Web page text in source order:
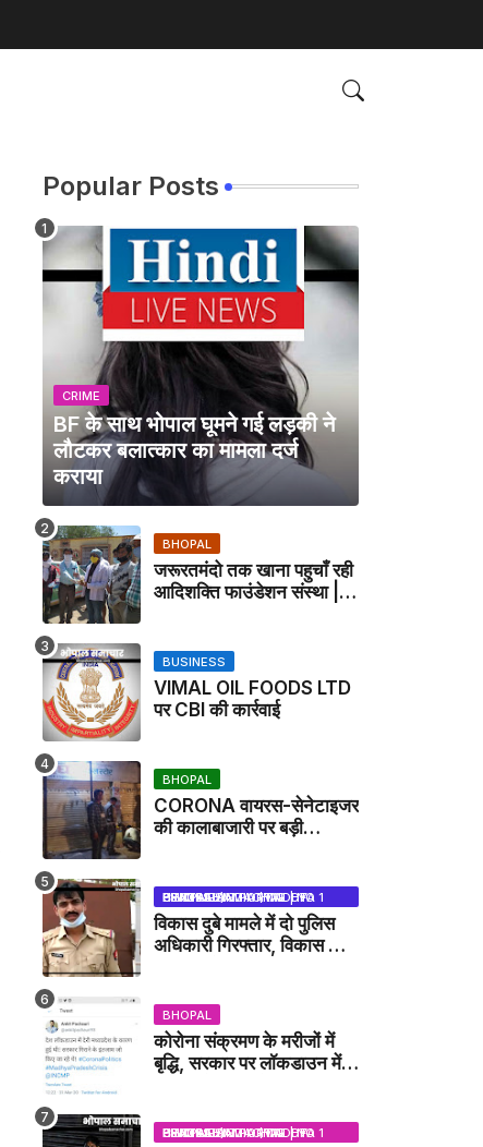
Popular Posts
CRIME
BF के साथ भोपाल घूमने गई लड़की ने
लौटकर बलात्कार का मामला दर्ज
कराया
BHOPAL
जरूरतमंदो तक खाना पहुचाँ रही
आदिशक्ति फाउंडेशन संस्था |
BUSINESS
VIMAL OIL FOODS LTD
पर CBI की कार्रवाई
BHOPAL
CORONA वायरस-सेनेटाइजर
की कालाबाजारी पर बड़ी
BHOPAL SAMACHAR | NO 1 HINDI NEWS PORTAL OF CENTRAL INDIA (MADHYA PRADESH)
विकास दुबे मामले में दो पुलिस
अधिकारी गिरफ्तार, विकास की
BHOPAL
कोरोना संक्रमण के मरीजों में
बृद्धि, सरकार पर लॉकडाउन में
BHOPAL SAMACHAR | NO 1 HINDI NEWS PORTAL OF CENTRAL INDIA (MADHYA PRADESH)